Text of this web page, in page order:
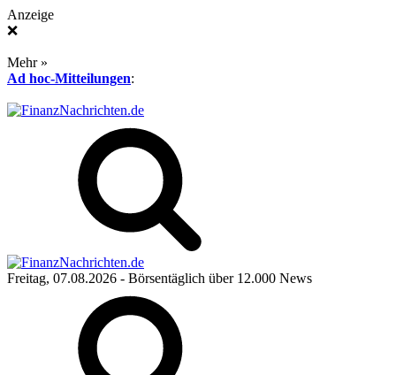
Anzeige
❌
Mehr »
Ad hoc-Mitteilungen:
Freitag, 07.08.2026 - Börsentäglich über 12.000 News